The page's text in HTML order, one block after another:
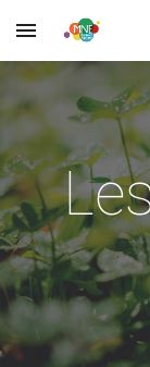
Skip to main